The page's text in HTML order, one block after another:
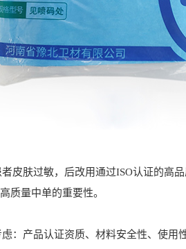
过敏，后改用通过ISO认证的高品
质量中单的重要性。
品认证资质、材料安全性、使用